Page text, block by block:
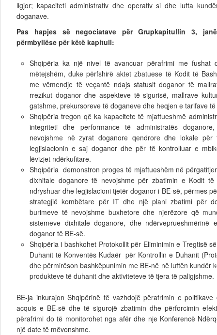
ligjor; kapaciteti administrativ dhe operativ si dhe lufta
doganave.
Pas hapjes së negociatave për Grupkapitullin 3,
përmbyllëse për këtë kapitull:
Shqipëria ka një nivel të avancuar përafrimi me fushat
mëtejshëm, duke përfshirë aktet zbatuese të Kodit të
me vëmendje të veçantë ndajs statusit doganor të
rrezikut doganor dhe aspekteve të sigurisë, mallrave
gatshme, prekursoreve të doganeve dhe heqjen e tarifave
Shqipëria tregon që ka kapacitete të mjaftueshmë
integriteti dhe performance të administratës
nevojshme në zyrat doganore qendrore dhe lokale
legjislacionin e saj doganor dhe për të kontrolluar e
lëvizjet ndërkufitare.
Shqipëria demonstron proges të mjaftueshëm në
dixhitale doganore të nevojshme për zbatimin e Kodit
ndryshuar dhe legjislacioni tjetër doganor i BE-së, përmes
strategjië kombëtare për IT dhe një plani zbatimi për
burimeve të nevojshme buxhetore dhe njerëzore që
sistemeve dixhitale doganore, dhe
doganor të BE-së.
Shqipëria i bashkohet Protokollit për Eliminimin e Tregtisë
Duhanit të Konventës Kudaër për Kontrollin e Duhanit
dhe përmirëson bashkëpunimin me BE-në në luftën kundër
produkteve të duhanit dhe aktiviteteve të tjera të paligjshme.
BE-ja inkurajon Shqipërinë të vazhdojë përafrimin e
acquis e BE-së dhe të sigurojë zbatimin dhe përforcimin
përafrimi do të monitorohet nga afër dhe nje Konferencë
një date të mëvonshme.